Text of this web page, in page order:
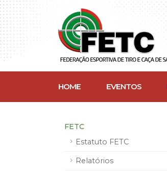
HOME EVENTOS
FETC
Estatuto FETC
Relatórios